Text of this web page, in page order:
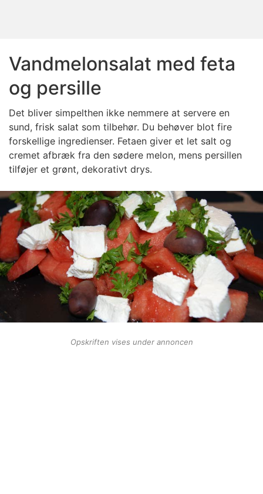
Vandmelonsalat med feta
og persille
Det bliver simpelthen ikke nemmere at servere en
sund, frisk salat som tilbehør. Du behøver blot fire
forskellige ingredienser. Fetaen giver et let salt og
cremet afbræk fra den sødere melon, mens persillen
tilføjer et grønt, dekorativt drys.
Opskriften vises under annoncen